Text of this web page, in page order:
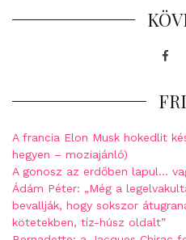
A francia Elon Musk hokedlit
hegyen – moziajánló)
A gonosz az erdőben lapul…
Ádám Péter: „Még a
bevallják, hogy sokszor
kötetekben, tíz-húsz oldalt”